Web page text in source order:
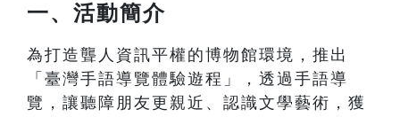
一、活動簡介
為打造聾人資訊平權的博物館環境，推出
「臺灣手語導覽體驗遊程」，透過手語導
覽，讓聽障朋友更親近、認識文學藝術，獲